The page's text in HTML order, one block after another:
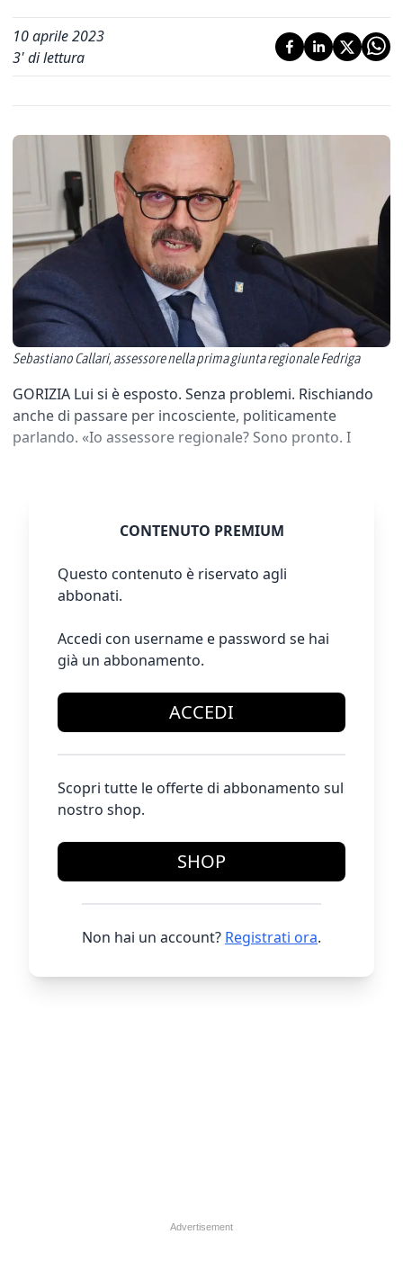
10 aprile 2023
3' di lettura
Sebastiano Callari, assessore nella prima giunta regionale Fedriga
GORIZIA Lui si è esposto. Senza problemi. Rischiando
anche di passare per incosciente, politicamente
parlando. «Io assessore regionale? Sono pronto. I
CONTENUTO PREMIUM
Questo contenuto è riservato agli
abbonati.
Accedi con username e password se hai
già un abbonamento.
ACCEDI
Scopri tutte le offerte di abbonamento sul
nostro shop.
SHOP
Non hai un account? Registrati ora.